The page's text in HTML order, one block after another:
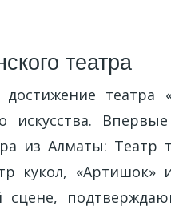
театра
театра
искусства.
из Алматы: Театр
кукол, «Артишок»
сцене,